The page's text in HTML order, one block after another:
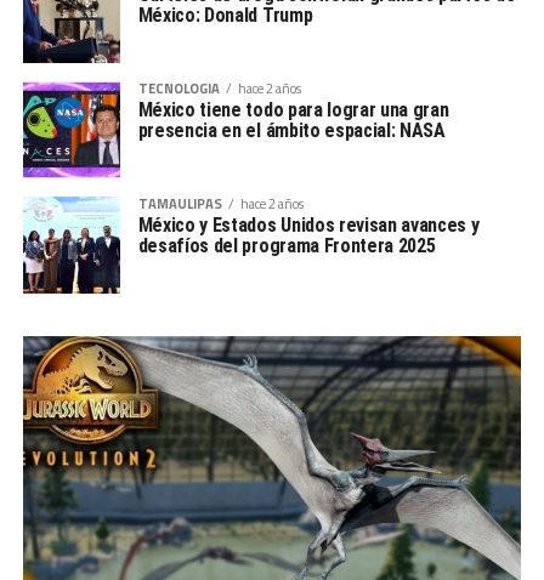
México: Donald Trump
TECNOLOGIA hace 2 años
México tiene todo para lograr una gran
presencia en el ámbito espacial: NASA
TAMAULIPAS hace 2 años
México y Estados Unidos revisan avances y
desafíos del programa Frontera 2025